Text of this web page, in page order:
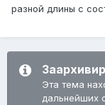
разной длины с
Эта тема
дальнейших